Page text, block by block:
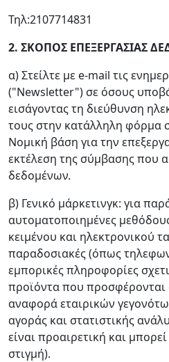
Τηλ:2107714831
2. ΣΚΟΠΟΣ ΕΠΕΞΕΡΓΑΣΙΑΣ
α) Στείλτε με e-mail τις
("Newsletter") σε όσους
εισάγοντας τη διεύθυνση
τους στην κατάλληλη φόρμα
Νομική βάση για την
εκτέλεση της σύμβασης που
δεδομένων.
β) Γενικό μάρκετινγκ: για
αυτοματοποιημένες
κειμένου και ηλεκτρονικού
παραδοσιακές (όπως
εμπορικές πληροφορίες
προϊόντα που προσφέρονται
αναφορά εταιρικών
αγοράς και στατιστικής
είναι προαιρετική και
στιγμή).